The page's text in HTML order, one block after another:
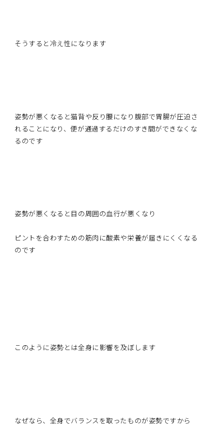
そうすると冷え性になります
姿勢が悪くなると猫背や反り腰になり腹部で胃腸が圧迫さ
れることになり、便が通過するだけのすき間ができなくな
るのです
姿勢が悪くなると目の周囲の血行が悪くなり
ピントを合わすための筋肉に酸素や栄養が届きにくくなる
のです
このように姿勢とは全身に影響を及ぼします
なぜなら、全身でバランスを取ったものが姿勢ですから